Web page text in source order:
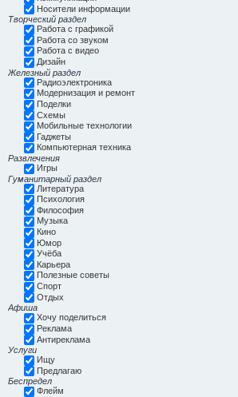
Носители информации
Творческий раздел
Работа с графикой
Работа со звуком
Работа с видео
Дизайн
Железный раздел
Радиоэлектроника
Модернизация и ремонт
Поделки
Схемы
Мобильные технологии
Гаджеты
Компьютерная техника
Развлечения
Игры
Гуманитарный раздел
Литература
Психология
Философия
Музыка
Кино
Юмор
Учёба
Карьера
Полезные советы
Спорт
Отдых
Афиша
Хочу поделиться
Реклама
Антиреклама
Услуги
Ищу
Предлагаю
Беспредел
Флейм